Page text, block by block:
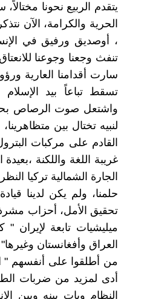
يتقدم الربيع نحونا
الحرية والكرامة، الآن
، أوصديق ورفيق في
تنفث وجعنا وجوعنا
سارت أقدامنا العارية
تسقط تباعاً بيد الإسلام
واشتعل صوت الرصاص
لنبيه تختال بين
القادم على مركبات
غريبة اللغة واللكنة
الجارة الشمالية تركيا
حلمنا، ولم يكن لدينا
تحقيق الأمل، أحزاب
ميليشيات تابعة لإيران
العراق وأفغانستان
من أطلقوا على أنفسهم "
أدى لمزيد من ضربات
النظام وبات بينه وبين